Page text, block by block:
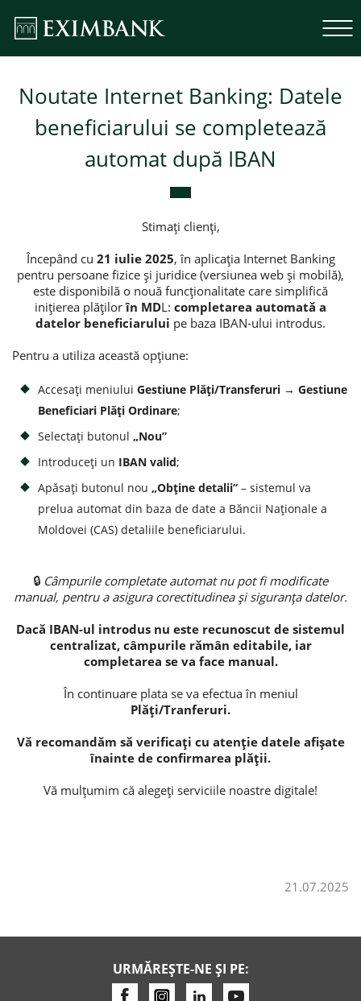
Credite de consum
Credite ipotecare
Noutate Internet Banking: Datele
beneficiarului se completează
automat după IBAN
Stimați clienți,
Începând cu 21 iulie 2025, în aplicația Internet Banking
pentru persoane fizice și juridice (versiunea web și mobilă),
este disponibilă o nouă funcționalitate care simplifică
inițierea plățilorîn MDL: completarea automată a
datelor beneficiarului pe baza IBAN-ului introdus.
Pentru a utiliza această opțiune:
Accesați meniului Gestiune Plăți/Transferuri → Gestiune
Beneficiari Plăți Ordinare;
Selectați butonul „Nou”
Introduceți un IBAN valid;
Apăsați butonul nou „Obține detalii” – sistemul va
prelua automat din baza de date a Băncii Naționale a
Moldovei (CAS) detaliile beneficiarului.
🔒 Câmpurile completate automat nu pot fi modificate
manual, pentru a asigura corectitudinea și siguranța datelor.
Dacă IBAN-ul introdus nu este recunoscut de sistemul
centralizat, câmpurile rămân editabile, iar
completarea se va face manual.
În continuare plata se va efectua în meniul
Plăți/Tranferuri.
Vă recomandăm să verificați cu atenție datele afișate
înainte de confirmarea plății.
Vă mulțumim că alegeți serviciile noastre digitale!
21.07.2025
URMĂREȘTE-NE ȘI PE: